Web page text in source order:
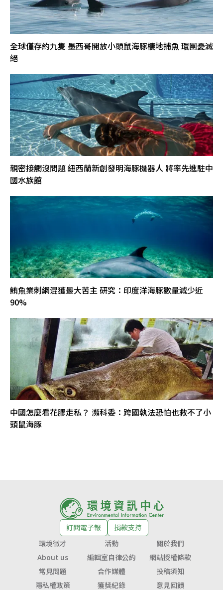
全球僅存約九隻 墨西哥開放小頭鼠海豚棲地捕魚 環團憂滅
絕
親密接觸沒問題 紐西蘭新創發明海豚機器人 將率先進駐中
國水族館
鮪魚業刺網混獲最大苦主 研究：印度洋海豚數量減少近
90%
中國怎麼看花膠走私？ 瀕科委：跨國執法恐怕也救不了小
頭鼠海豚
訂閱電子報
捐款支持
環境徵才
活動
關於我們
About us
編輯室自律公約
網站授權條款
常見問題
合作媒體
投稿須知
隱私權政策
獲獎紀錄 意見回饋